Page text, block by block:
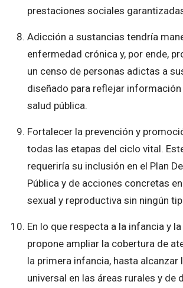
prestaciones sociales
Adicción a sustancias tendría
enfermedad crónica y, por ende,
un censo de personas adictas a
diseñado para reflejar información
salud pública.
Fortalecer la prevención y
todas las etapas del ciclo vital.
requeriría su inclusión en el Plan
Pública y de acciones concretas
sexual y reproductiva sin ningún
En lo que respecta a la infancia y
propone ampliar la cobertura de
la primera infancia, hasta alcanzar
universal en las áreas rurales y de